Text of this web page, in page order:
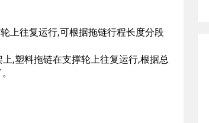
上往复运行,可根据拖链行程长度分段
,塑料拖链在支撑轮上往复运行,根据总